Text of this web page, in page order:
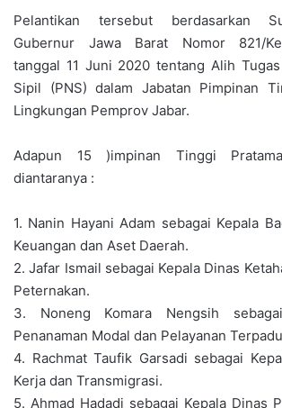
Pelantikan tersebut berdasarkan
Gubernur Jawa Barat Nomor 821/
tanggal 11 Juni 2020 tentang Alih
Sipil (PNS) dalam Jabatan Pimpinan
Lingkungan Pemprov Jabar.
Adapun 15 )impinan Tinggi
diantaranya :
1. Nanin Hayani Adam sebagai Kepala
Keuangan dan Aset Daerah.
2. Jafar Ismail sebagai Kepala Dinas
Peternakan.
3. Noneng Komara Nengsih
Penanaman Modal dan Pelayanan
4. Rachmat Taufik Garsadi sebagai
Kerja dan Transmigrasi.
5. Ahmad Hadadi sebagai Kepala Dinas